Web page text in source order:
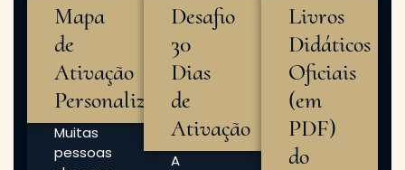
Mapa
de
Ativação
Personalizado
Muitas
pessoas
Desafio
30
Dias
de
Ativação
A
Livros
Didáticos
Oficiais
(em
PDF)
do